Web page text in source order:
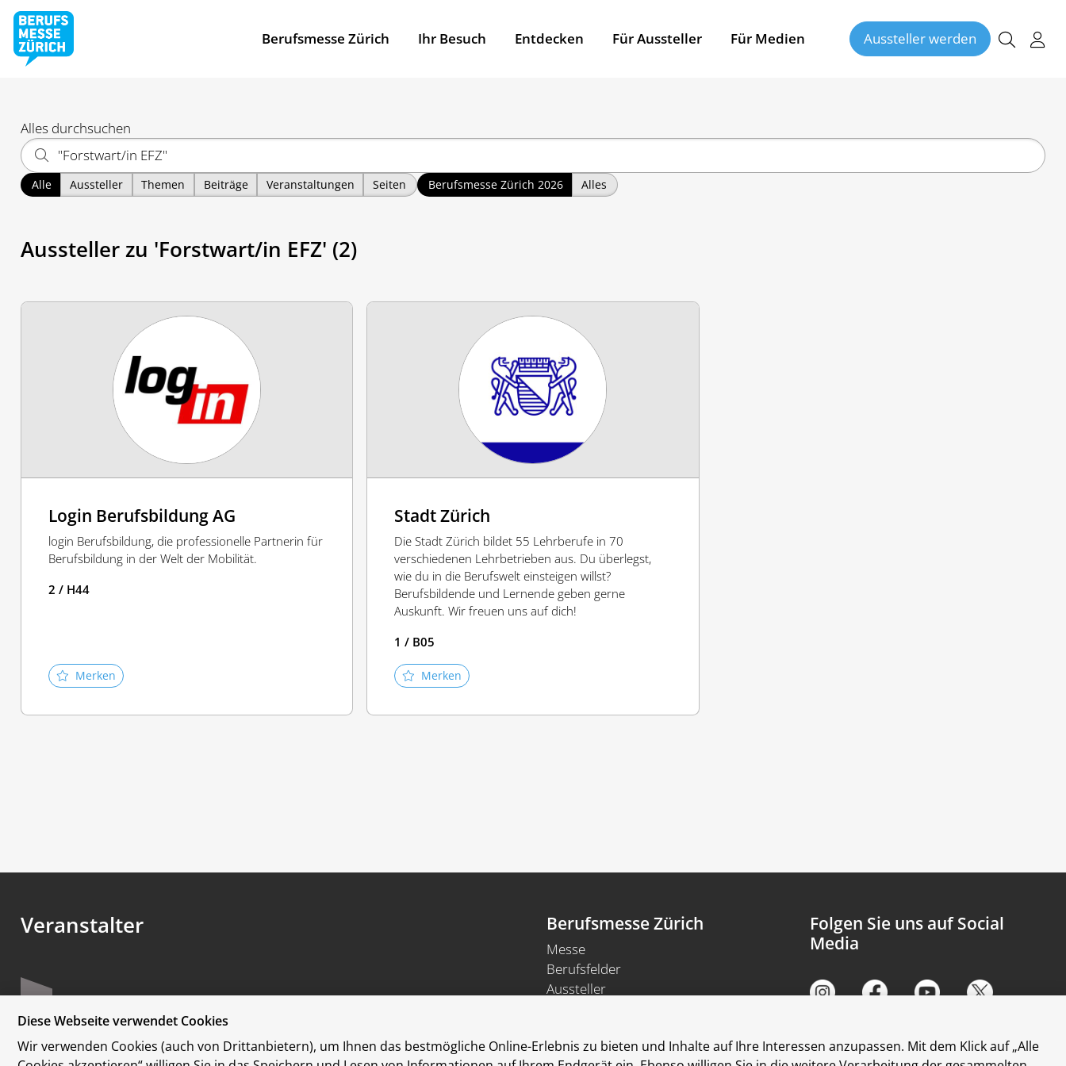
Berufsmesse Zürich Ihr Besuch Entdecken Für Aussteller Für Medien Aussteller werden
Alles durchsuchen
Alle Aussteller Themen Beiträge Veranstaltungen Seiten Berufsmesse Zürich 2026 Alles
Aussteller zu 'Forstwart/in EFZ' (2)
Login Berufsbildung AG
login Berufsbildung, die professionelle Partnerin für
Berufsbildung in der Welt der Mobilität.
2 / H44
Merken
Stadt Zürich
Die Stadt Zürich bildet 55 Lehrberufe in 70
verschiedenen Lehrbetrieben aus. Du überlegst,
wie du in die Berufswelt einsteigen willst?
Berufsbildende und Lernende geben gerne
Auskunft. Wir freuen uns auf dich!
1 / B05
Merken
Veranstalter Berufsmesse Zürich
Messe
Berufsfelder
Aussteller
Für Aussteller
Folgen Sie uns auf Social
Media
Diese Webseite verwendet Cookies
Wir verwenden Cookies (auch von Drittanbietern), um Ihnen das bestmögliche Online-Erlebnis zu bieten und Inhalte auf Ihre Interessen anzupassen. Mit dem Klick auf „Alle